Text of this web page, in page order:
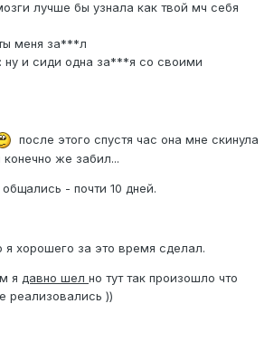
лучше бы узнала как твой мч себя
меня за***л
ну и сиди одна за***я со своими
после этого спустя час она мне скинула
же забил...
- почти 10 дней.
я хорошего за это время сделал.
я давно шел но тут так произошло что
реализовались ))